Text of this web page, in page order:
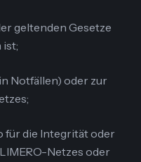
geltenden Gesetze
Notfällen) oder zur
für die Integrität oder
Netzes oder